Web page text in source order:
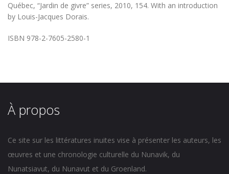
Québec, “Jardin de givre” series, 2010, 154. With an introduction
by Louis-Jacques Dorais.
ISBN 978-2-7605-2580-1
À propos
Ce site sur les littératures inuites vise à présenter les auteurs, les
œuvres et une chronologie culturelle du Nunavik, du
Nunatsiavut, du Nunavut et du Groenland.